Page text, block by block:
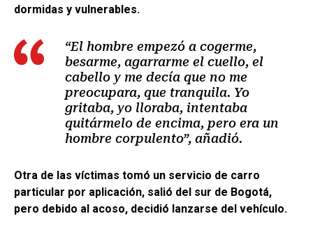
dormidas y vulnerables.
“El hombre empezó a cogerme,
besarme, agarrarme el cuello, el
cabello y me decía que no me
preocupara, que tranquila. Yo
gritaba, yo lloraba, intentaba
quitármelo de encima, pero era un
hombre corpulento”, añadió.
Otra de las víctimas tomó un servicio de carro
particular por aplicación, salió del sur de Bogotá,
pero debido al acoso, decidió lanzarse del vehículo.